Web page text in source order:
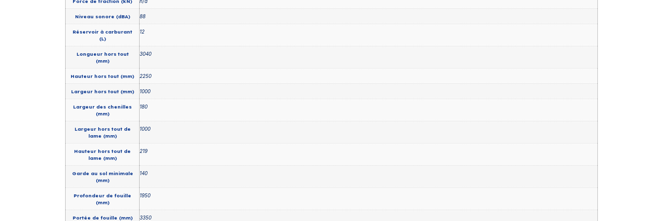
Niveau sonore (dBA) 88
Réservoir à carburant
(L)
12
Longueur hors tout
(mm)
3040
Hauteur hors tout (mm) 2250
Largeur hors tout (mm) 1000
Largeur des chenilles
(mm)
180
Largeur hors tout de
lame (mm)
1000
Hauteur hors tout de
lame (mm)
219
Garde au sol minimale
(mm)
140
Profondeur de fouille
(mm)
1950
Portée de fouille (mm) 3350